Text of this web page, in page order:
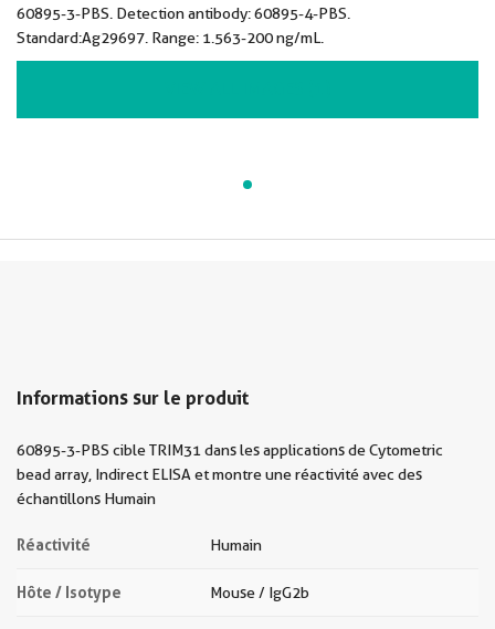
60895-3-PBS. Detection antibody: 60895-4-PBS.
Standard:Ag29697. Range: 1.563-200 ng/mL.
Informations sur le produit
60895-3-PBS cible TRIM31 dans les applications de Cytometric
bead array, Indirect ELISA et montre une réactivité avec des
échantillons Humain
Réactivité Humain
Hôte / Isotype Mouse / IgG2b